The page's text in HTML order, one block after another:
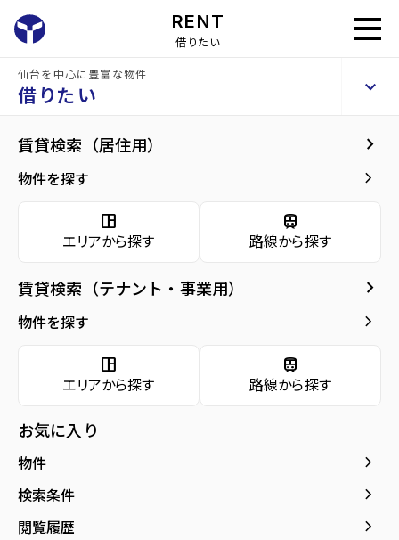
RENT
借りたい
仙台を中心に豊富な物件
借りたい keyboard_arrow_up
賃貸検索（居住用） keyboard_arrow_right
物件を探す keyboard_arrow_right
space_dashboard
エリアから探す
train
路線から探す
賃貸検索（テナント・事業用） keyboard_arrow_right
物件を探す keyboard_arrow_right
space_dashboard
エリアから探す
train
路線から探す
お気に入り
物件 keyboard_arrow_right
検索条件 keyboard_arrow_right
閲覧履歴 keyboard_arrow_right
賃貸アパート ココスタイル萩野町
建物概要
現在募集中の物件arrow_forward
arrow_forward
地図・周辺環境 arrow_forward
ココスタイル萩野町 2階
管理費・共益費
間取り
2階／2階建て
アクセス
仙台市営バス バス停『宮千代1丁目』から徒